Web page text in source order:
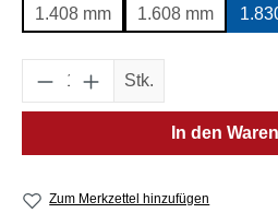
1.408 mm 1.608 mm
Produkt Anzahl: Gib
Stk.
In den
Zum Merkzettel hinzufügen